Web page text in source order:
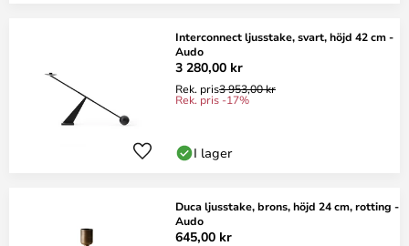
Interconnect ljusstake, svart, höjd 42 cm -
Audo
3 280,00 kr
Rek. pris3 953,00 kr
Rek. pris -17%
I lager
Duca ljusstake, brons, höjd 24 cm, rotting -
Audo
645,00 kr